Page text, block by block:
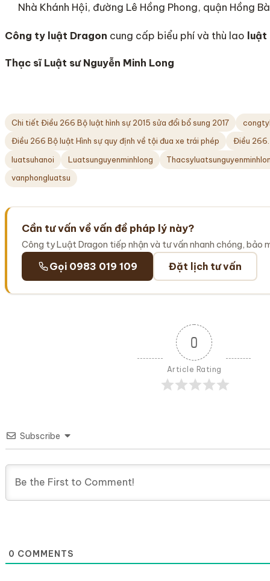
Nhà Khánh Hội, đường Lê Hồng Phong, quận Hồng
Công ty luật Dragon cung cấp biểu phí và thù lao luật
Thạc sĩ Luật sư Nguyễn Minh Long
Chi tiết Điều 266 Bộ luật hình sự 2015 sửa đổi bổ sung 2017
Điều 266 Bộ luật Hình sự quy định về tội đua xe trái phép
Điều
luatsuhanoi
Luatsunguyenminhlong
vanphongluatsu
Cần tư vấn về vấn đề pháp lý này?
Công ty Luật Dragon tiếp nhận và tư vấn nhanh chóng, bảo
Gọi 0983 019 109 Đặt lịch tư vấn
0
Article Rating
Subscribe
0 COMMENTS